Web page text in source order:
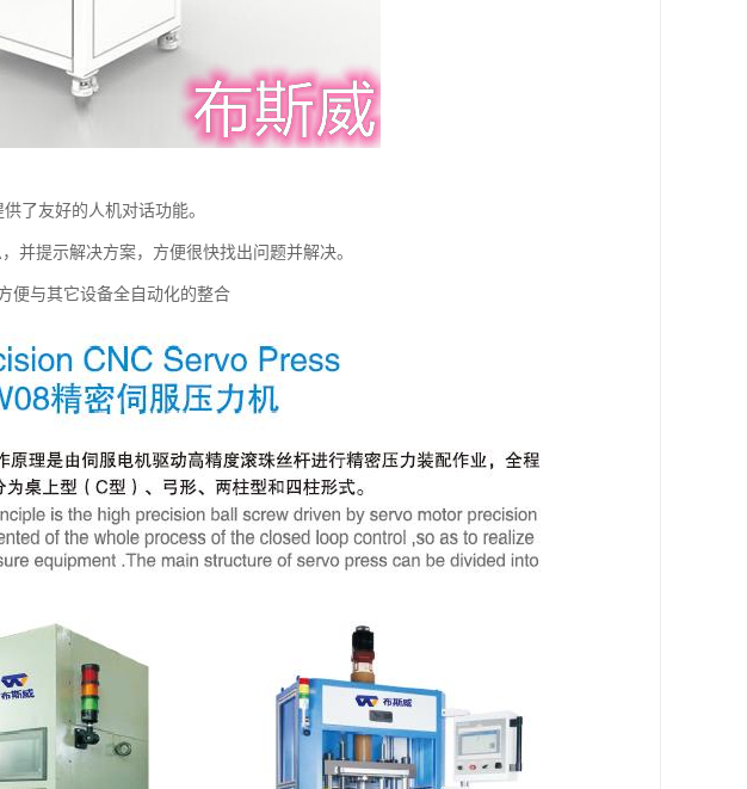
了友好的人机对话功能。
并提示解决方案，方便很快找出问题并解决。
便与其它设备全自动化的整合